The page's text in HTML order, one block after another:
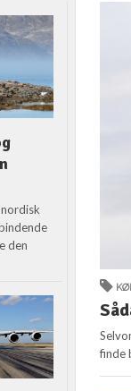
finde
den